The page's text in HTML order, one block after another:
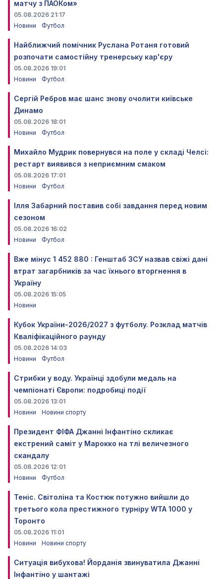
матчу з ПАОКом»
05.08.2026 21:17
Новини
Футбол
Найближчий помічник Руслана Ротаня готовий
розпочати самостійну тренерську кар'єру
05.08.2026 19:01
Новини
Футбол
Сергій Ребров має шанс знову очолити київське
Динамо
05.08.2026 18:01
Новини
Футбол
Михайло Мудрик повернувся на поле у складі Челсі:
рестарт виявився з неприємним смаком
05.08.2026 17:01
Новини
Футбол
Ілля Забарний поставив собі завдання перед новим
сезоном
05.08.2026 16:02
Новини
Футбол
Вже мінус 1 452 880 : Генштаб ЗСУ назвав свіжі дані
втрат загарбників за час їхнього вторгнення в
Україну
05.08.2026 15:05
Новини
Кубок України-2026/2027 з футболу. Розклад матчів
Кваліфікаційного раунду
05.08.2026 14:03
Новини
Футбол
Стрибки у воду. Українці здобули медаль на
чемпіонаті Європи: подробиці події
05.08.2026 13:01
Новини
Новини спорту
Президент ФІФА Джанні Інфантіно скликає
екстрений саміт у Марокко на тлі величезного
скандалу
05.08.2026 12:01
Новини
Футбол
Теніс. Світоліна та Костюк потужно вийшли до
третього кола престижного турніру WTA 1000 у
Торонто
05.08.2026 11:01
Новини
Новини спорту
Ситуація вибухова! Йорданія звинуватила Джанні
Інфантіно у шантажі